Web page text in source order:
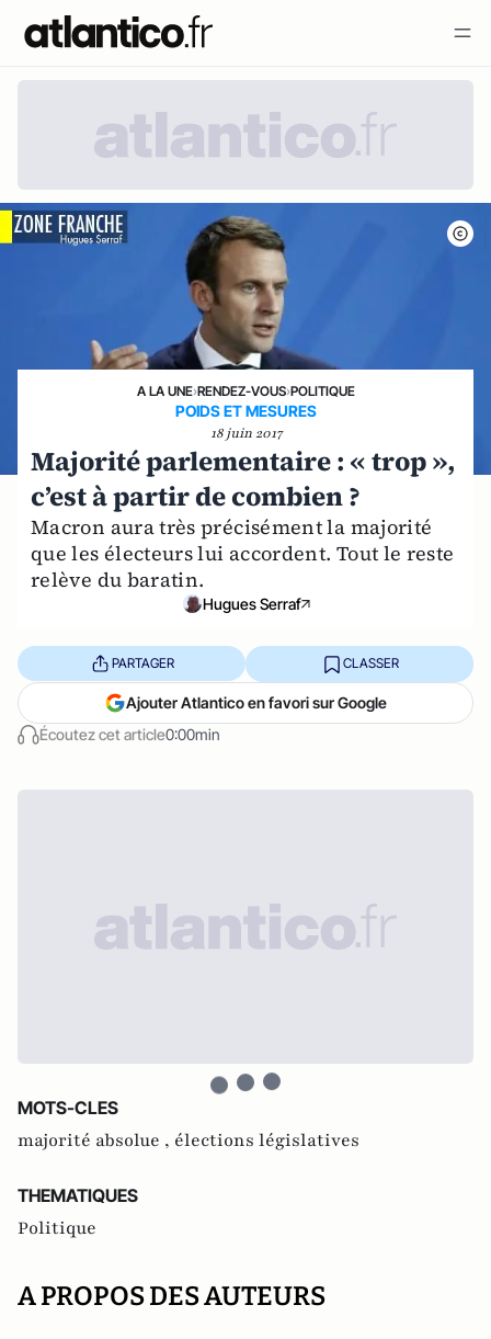
A LA UNE›RENDEZ-VOUS›POLITIQUE
POIDS ET MESURES
18 juin 2017
Majorité parlementaire : « trop »,
c’est à partir de combien ?
Macron aura très précisément la majorité
que les électeurs lui accordent. Tout le reste
relève du baratin.
Hugues Serraf
Écoutez cet article0:00min
PARTAGER CLASSER
Ajouter Atlantico en favori sur Google
MOTS-CLES
majorité absolue , élections législatives
THEMATIQUES
Politique
A PROPOS DES AUTEURS